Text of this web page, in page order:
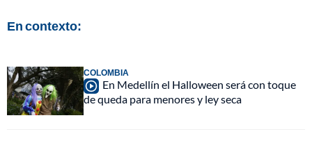
En contexto:
COLOMBIA
En Medellín el Halloween será con toque
de queda para menores y ley seca